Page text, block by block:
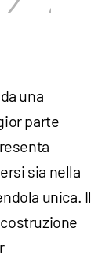
una
parte
sia nella
unica. Il